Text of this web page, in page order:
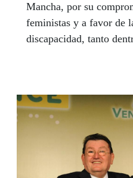
Mancha, por su
feministas y a favor de
discapacidad, tanto